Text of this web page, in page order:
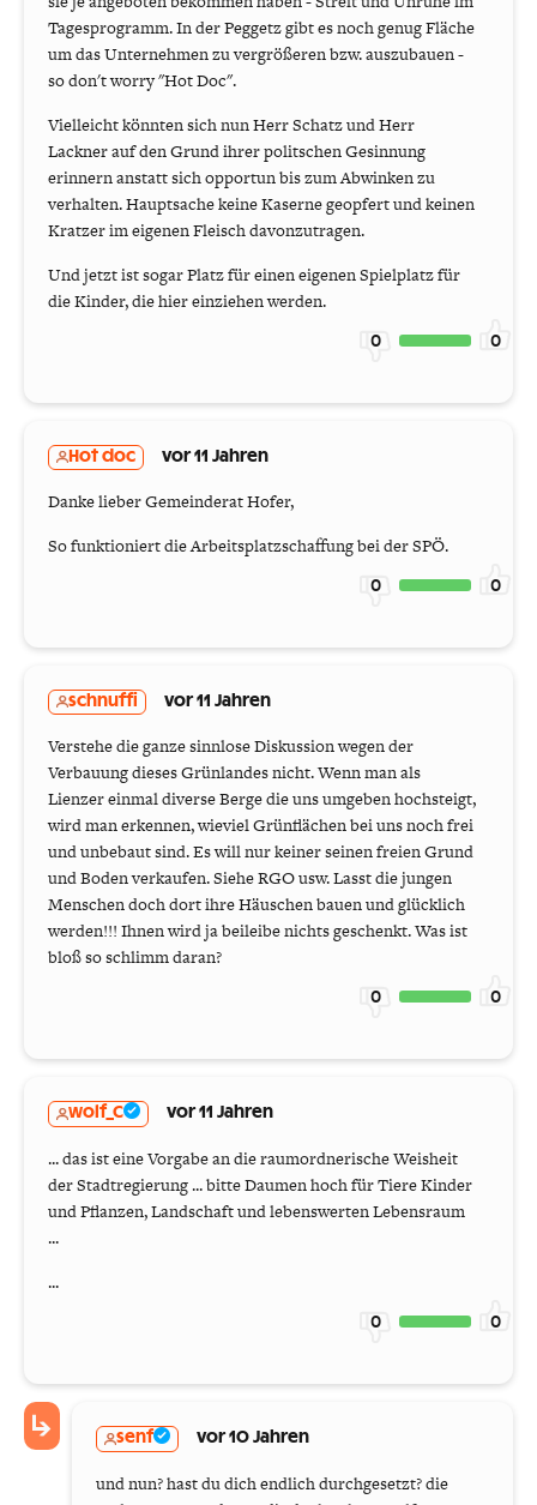
Tagesprogramm. In der Peggetz gibt es noch genug Fläche
um das Unternehmen zu vergrößeren bzw. auszubauen -
so don't worry "Hot Doc".
Vielleicht könnten sich nun Herr Schatz und Herr
Lackner auf den Grund ihrer politschen Gesinnung
erinnern anstatt sich opportun bis zum Abwinken zu
verhalten. Hauptsache keine Kaserne geopfert und keinen
Kratzer im eigenen Fleisch davonzutragen.
Und jetzt ist sogar Platz für einen eigenen Spielplatz für
die Kinder, die hier einziehen werden.
0 0
Hot doc vor 11 Jahren
Danke lieber Gemeinderat Hofer,
So funktioniert die Arbeitsplatzschaffung bei der SPÖ.
0 0
schnuffi vor 11 Jahren
Verstehe die ganze sinnlose Diskussion wegen der
Verbauung dieses Grünlandes nicht. Wenn man als
Lienzer einmal diverse Berge die uns umgeben hochsteigt,
wird man erkennen, wieviel Grünflächen bei uns noch frei
und unbebaut sind. Es will nur keiner seinen freien Grund
und Boden verkaufen. Siehe RGO usw. Lasst die jungen
Menschen doch dort ihre Häuschen bauen und glücklich
werden!!! Ihnen wird ja beileibe nichts geschenkt. Was ist
bloß so schlimm daran?
0 0
wolf_C vor 11 Jahren
... das ist eine Vorgabe an die raumordnerische Weisheit
der Stadtregierung ... bitte Daumen hoch für Tiere Kinder
und Pflanzen, Landschaft und lebenswerten Lebensraum
...
...
0 0
senf vor 10 Jahren
und nun? hast du dich endlich durchgesetzt? die